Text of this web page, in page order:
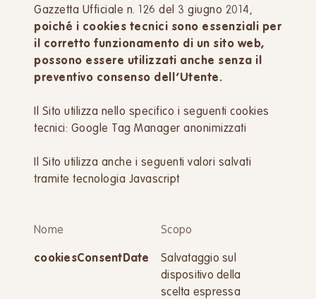
Gazzetta Ufficiale n. 126 del 3 giugno 2014,
poiché i cookies tecnici sono essenziali per
il corretto funzionamento di un sito web,
possono essere utilizzati anche senza il
preventivo consenso dell’Utente.
Il Sito utilizza nello specifico i seguenti cookies
tecnici: Google Tag Manager anonimizzati
Il Sito utilizza anche i seguenti valori salvati
tramite tecnologia Javascript
Nome Scopo
cookiesConsentDate
Salvataggio sul
dispositivo della
scelta espressa